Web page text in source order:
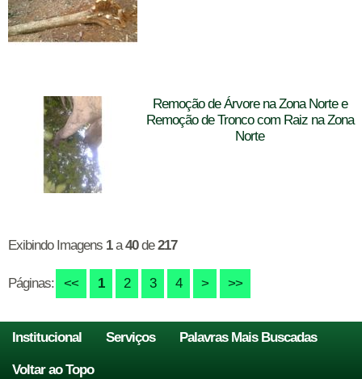
Remoção de Árvore na Zona Norte e
Remoção de Tronco com Raiz na Zona
Norte
Exibindo Imagens 1a40de217
Páginas: << 1 2 3 4 > >>
Institucional Serviços Palavras Mais Buscadas
Voltar ao Topo